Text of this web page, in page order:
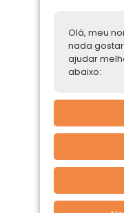
Olá, meu
nada
ajudar
abaixo:
Comprar ou
Quero Comprar